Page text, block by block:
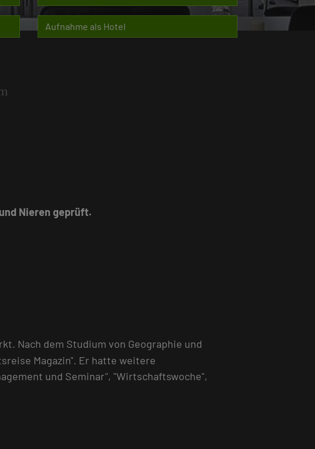
Aufnahme als Hotel
Nieren geprüft.
Nach dem Studium von Geographie und
Magazin". Er hatte weitere
und Seminar", "Wirtschaftswoche",